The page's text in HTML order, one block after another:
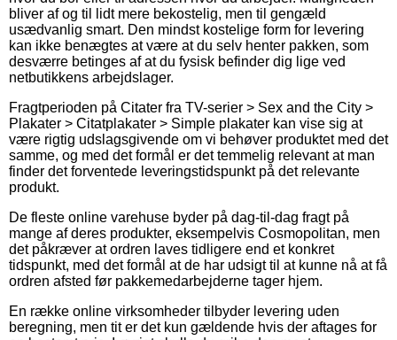
bliver af og til lidt mere bekostelig, men til gengæld
usædvanlig smart. Den mindst kostelige form for levering
kan ikke benægtes at være at du selv henter pakken, som
desværre betinges af at du fysisk befinder dig lige ved
netbutikkens arbejdslager.
Fragtperioden på Citater fra TV-serier > Sex and the City >
Plakater > Citatplakater > Simple plakater kan vise sig at
være rigtig udslagsgivende om vi behøver produktet med det
samme, og med det formål er det temmelig relevant at man
finder det forventede leveringstidspunkt på det relevante
produkt.
De fleste online varehuse byder på dag-til-dag fragt på
mange af deres produkter, eksempelvis Cosmopolitan, men
det påkræver at ordren laves tidligere end et konkret
tidspunkt, med det formål at de har udsigt til at kunne nå at få
ordren afsted før pakkemedarbejderne tager hjem.
En række online virksomheder tilbyder levering uden
beregning, men tit er det kun gældende hvis der aftages for